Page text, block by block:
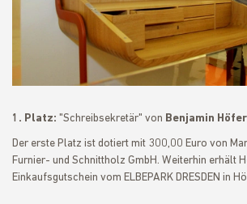
1. Platz: "Schreibsekretär" von Benjamin Höfer
Der erste Platz ist dotiert mit 300,00 Euro von
Furnier- und Schnittholz GmbH. Weiterhin erhält
Einkaufsgutschein vom ELBEPARK DRESDEN in